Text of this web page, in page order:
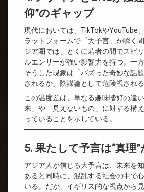
仰”のギャップ
現代においては、TikTokやYouTube
ラットフォームで「大予言」が瞬く
ジア圏では、とくに若者の間でスピ
ルエンサーが強い影響力を持つ。一
そうした現象は「バズった奇妙な話
されるか、陰謀論として危険視される
この温度差は、単なる趣味嗜好の違
来」や「見えないもの」に対する構
っていることを示している。
5. 果たして予言は“真理”
アジア人が信じる大予言は、未来を
あると同時に、混乱する社会の中で
いる。だが、イギリス的な視点から